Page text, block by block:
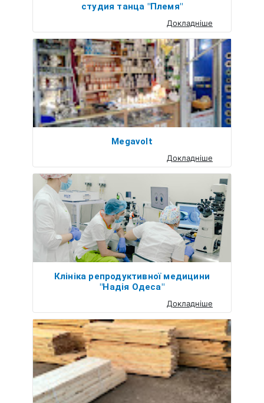
студия танца "Племя"
Докладніше
Megavolt
Докладніше
Клініка репродуктивної медицини
"Надія Одеса"
Докладніше